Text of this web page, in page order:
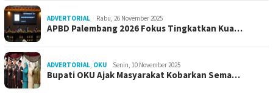
ADVERTORIAL Rabu, 26 November 2025
APBD Palembang 2026 Fokus Tingkatkan Kua…
ADVERTORIAL, OKU Senin, 10 November 2025
Bupati OKU Ajak Masyarakat Kobarkan Sema…